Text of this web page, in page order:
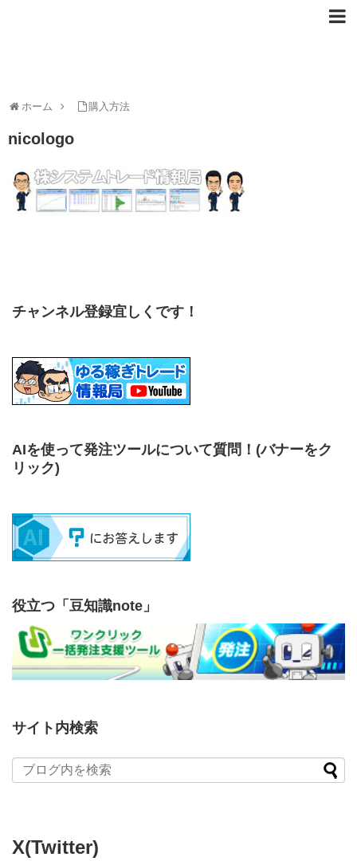
ホーム 購入方法
nicologo
チャンネル登録宜しくです！
AIを使って発注ツールについて質問！ (バナーをク
リック)
役立つ「豆知識note」
サイト内検索
X(Twitter)